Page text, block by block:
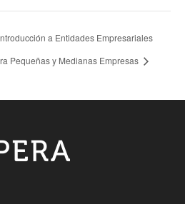
a Entidades Empresariales
Pequeñas y Medianas Empresas